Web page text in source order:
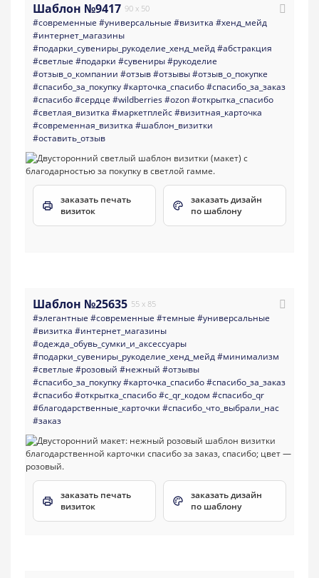
Шаблон №9417 90 x 50
#современные #универсальные #визитка #хенд_мейд
#интернет_магазины
#подарки_сувениры_рукоделие_хенд_мейд#абстракция
#светлые #подарки #сувениры#рукоделие
#отзыв_о_компании #отзыв#отзывы#отзыв_о_покупке
#спасибо_за_покупку#карточка_спасибо#спасибо_за_заказ
#спасибо#сердце #wildberries#ozon#открытка_спасибо
#светлая_визитка #маркетплейс#визитная_карточка
#современная_визитка #шаблон_визитки
#оставить_отзыв
заказать печать
визиток
заказать дизайн
по шаблону
Шаблон №25635 55 x 85
#элегантные #современные #темные #универсальные
#визитка #интернет_магазины
#одежда_обувь_сумки_и_аксессуары
#подарки_сувениры_рукоделие_хенд_мейд#минимализм
#светлые #розовый #нежный #отзывы
#спасибо_за_покупку#карточка_спасибо#спасибо_за_заказ
#спасибо#открытка_спасибо#с_qr_кодом #спасибо_qr
#благодарственные_карточки #спасибо_что_выбрали_нас
#заказ
заказать печать
визиток
заказать дизайн
по шаблону